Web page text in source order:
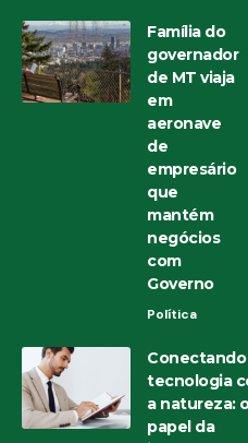
Família do
governador
de MT viaja
em
aeronave
de
empresário
que
mantém
negócios
com
Governo
Política
Conectando
tecnologia
a natureza:
papel da